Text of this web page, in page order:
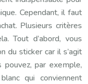
Cependant, il faut
Plusieurs critères
Tout d’abord, vous
du sticker car il s’agit
pouvez, par exemple,
qui conviennent